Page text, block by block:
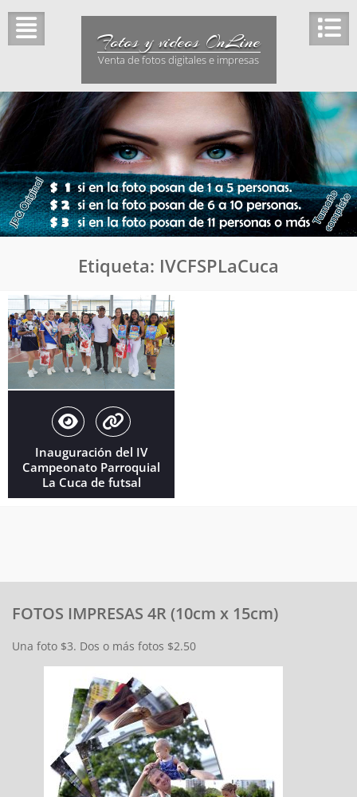
contenido
Fotos y videos OnLine
Venta de fotos digitales e impresas
Etiqueta: IVCFSPLaCuca
Inauguración del IV
Campeonato Parroquial
La Cuca de futsal
FOTOS IMPRESAS 4R (10cm x 15cm)
Una foto $3. Dos o más fotos $2.50